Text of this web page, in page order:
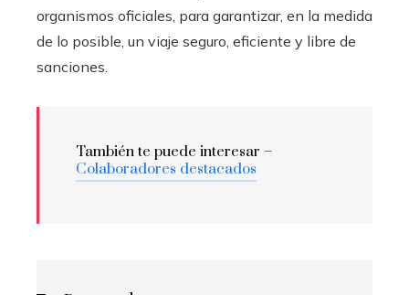
organismos oficiales, para garantizar, en la medida
de lo posible, un viaje seguro, eficiente y libre de
sanciones.
También te puede interesar –
Colaboradores destacados